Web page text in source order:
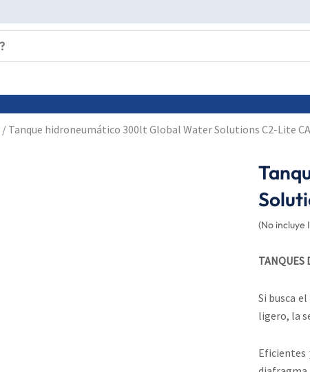
/ Tanque hidroneumático 300lt Global Water Solutions C2-Lite
(No incluye
TANQUES
Si busca
ligero, la
Eficientes